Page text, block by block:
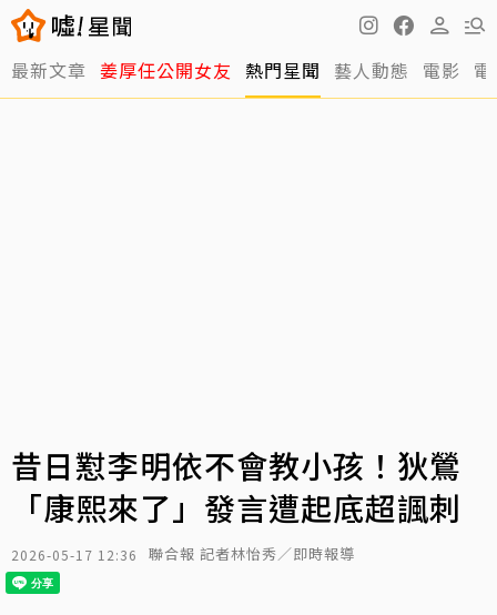
最新文章 姜厚任公開女友 熱門星聞 藝人動態 電影
昔日懟李明依不會教小孩！狄鶯
「康熙來了」發言遭起底超諷刺
2026-05-17 12:36 聯合報 記者林怡秀／即時報導